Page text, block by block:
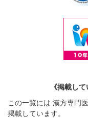
《掲載し
この一覧には 漢方専門
掲載しています。